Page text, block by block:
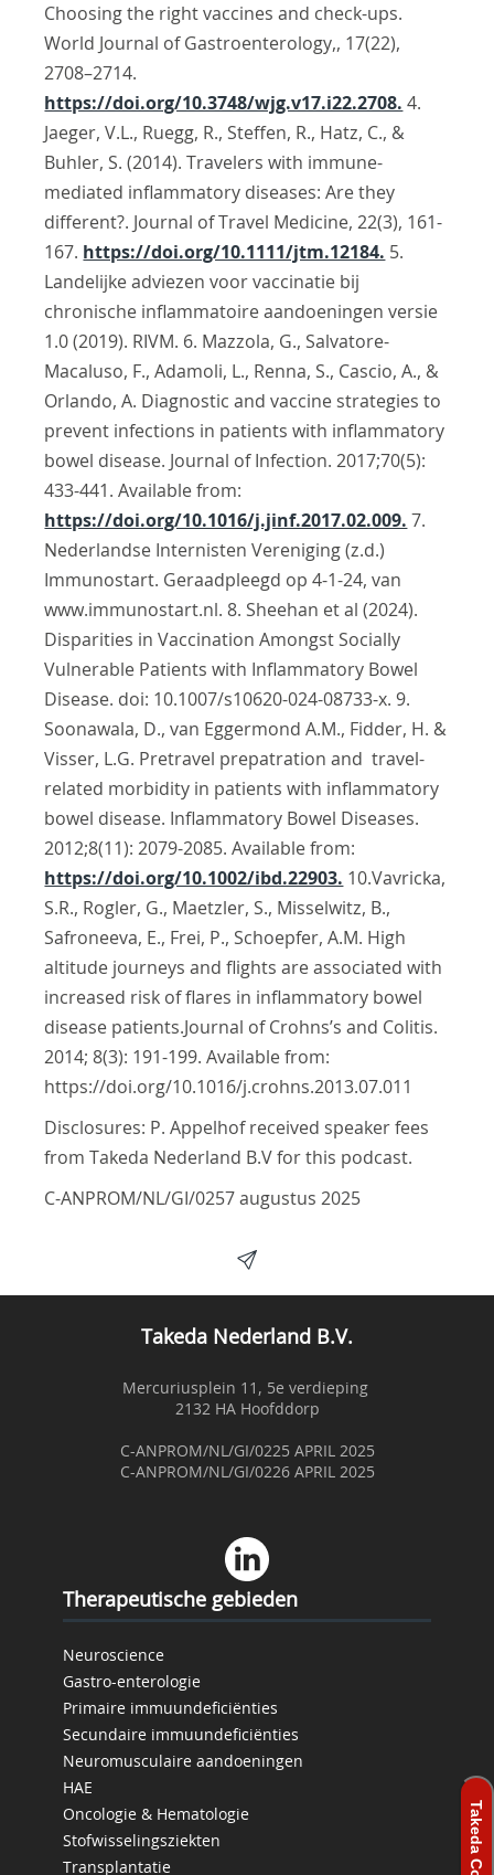
Choosing the right vaccines and check-ups.
World Journal of Gastroenterology,, 17(22),
2708–2714.
https://doi.org/10.3748/wjg.v17.i22.2708. 4.
Jaeger, V.L., Ruegg, R., Steffen, R., Hatz, C., &
Buhler, S. (2014). Travelers with immune-
mediated inflammatory diseases: Are they
different?. Journal of Travel Medicine, 22(3), 161-
167. https://doi.org/10.1111/jtm.12184. 5.
Landelijke adviezen voor vaccinatie bij
chronische inflammatoire aandoeningen versie
1.0 (2019). RIVM. 6. Mazzola, G., Salvatore-
Macaluso, F., Adamoli, L., Renna, S., Cascio, A., &
Orlando, A. Diagnostic and vaccine strategies to
prevent infections in patients with inflammatory
bowel disease. Journal of Infection. 2017;70(5):
433-441. Available from:
https://doi.org/10.1016/j.jinf.2017.02.009. 7.
Nederlandse Internisten Vereniging (z.d.)
Immunostart. Geraadpleegd op 4-1-24, van
www.immunostart.nl. 8. Sheehan et al (2024).
Disparities in Vaccination Amongst Socially
Vulnerable Patients with Inflammatory Bowel
Disease. doi: 10.1007/s10620-024-08733-x. 9.
Soonawala, D., van Eggermond A.M., Fidder, H. &
Visser, L.G. Pretravel prepatration and travel-
related morbidity in patients with inflammatory
bowel disease. Inflammatory Bowel Diseases.
2012;8(11): 2079-2085. Available from:
https://doi.org/10.1002/ibd.22903. 10.Vavricka,
S.R., Rogler, G., Maetzler, S., Misselwitz, B.,
Safroneeva, E., Frei, P., Schoepfer, A.M. High
altitude journeys and flights are associated with
increased risk of flares in inflammatory bowel
disease patients.Journal of Crohns’s and Colitis.
2014; 8(3): 191-199. Available from:
https://doi.org/10.1016/j.crohns.2013.07.011
Disclosures: P. Appelhof received speaker fees
from Takeda Nederland B.V for this podcast.
C-ANPROM/NL/GI/0257 augustus 2025
Takeda Nederland B.V.
Mercuriusplein 11, 5e verdieping
2132 HA Hoofddorp
C-ANPROM/NL/GI/0225 APRIL 2025
C-ANPROM/NL/GI/0226 APRIL 2025
Therapeutische gebieden
Neuroscience
Gastro-enterologie
Primaire immuundeficiënties
Secundaire immuundeficiënties
Neuromusculaire aandoeningen
HAE
Oncologie & Hematologie
Stofwisselingsziekten
Transplantatie